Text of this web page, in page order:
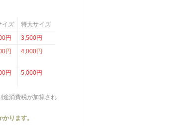
イズ
特大サイズ
円
3,500円
円 4,000円
円 5,000円
途消費税が加算され
ります。